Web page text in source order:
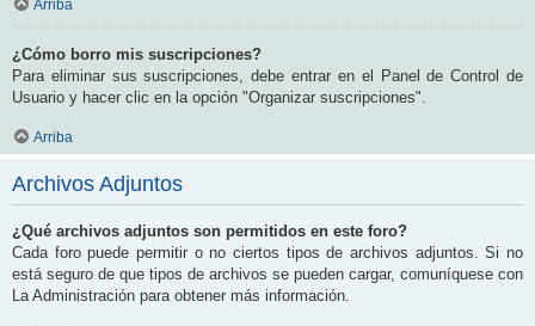
Arriba
¿Cómo borro mis suscripciones?
Para eliminar sus suscripciones, debe entrar en el Panel de Control de
Usuario y hacer clic en la opción "Organizar suscripciones".
Arriba
Archivos Adjuntos
¿Qué archivos adjuntos son permitidos en este foro?
Cada foro puede permitir o no ciertos tipos de archivos adjuntos. Si no
está seguro de que tipos de archivos se pueden cargar, comuníquese con
La Administración para obtener más información.